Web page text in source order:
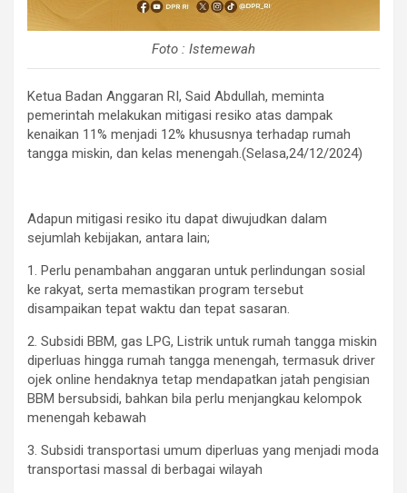
Foto : Istemewah
Ketua Badan Anggaran RI, Said Abdullah, meminta
pemerintah melakukan mitigasi resiko atas dampak
kenaikan 11% menjadi 12% khususnya terhadap rumah
tangga miskin, dan kelas menengah.(Selasa,24/12/2024)
Adapun mitigasi resiko itu dapat diwujudkan dalam
sejumlah kebijakan, antara lain;
1. Perlu penambahan anggaran untuk perlindungan sosial
ke rakyat, serta memastikan program tersebut
disampaikan tepat waktu dan tepat sasaran.
2. Subsidi BBM, gas LPG, Listrik untuk rumah tangga miskin
diperluas hingga rumah tangga menengah, termasuk driver
ojek online hendaknya tetap mendapatkan jatah pengisian
BBM bersubsidi, bahkan bila perlu menjangkau kelompok
menengah kebawah
3. Subsidi transportasi umum diperluas yang menjadi moda
transportasi massal di berbagai wilayah